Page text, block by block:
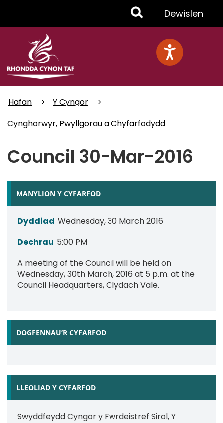
Toggle
Menu
Dewislen
Hafan
Y Cyngor
Cynghorwyr, Pwyllgorau a Chyfarfodydd
Council 30-Mar-2016
MANYLION Y CYFARFOD
Dyddiad Wednesday, 30 March 2016
Dechrau 5:00 PM
A meeting of the Council will be held on
Wednesday, 30th March, 2016 at 5 p.m. at the
Council Headquarters, Clydach Vale.
DOGFENNAU’R CYFARFOD
LLEOLIAD Y CYFARFOD
Swyddfeydd Cyngor y Fwrdeistref Sirol, Y